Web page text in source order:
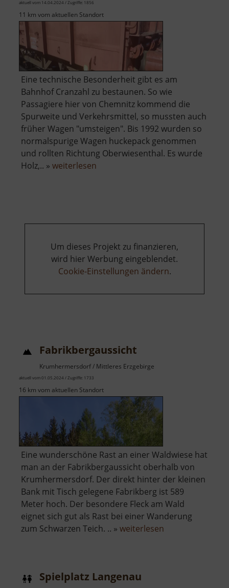
aktuell vom 14.04.2024 / Zugriffe: 1856
11 km vom aktuellen Standort
Eine technische Besonderheit gibt es am
Bahnhof Cranzahl zu bestaunen. So wie
Passagiere hier von Chemnitz kommend die
Spurweite und Verkehrsmittel, so mussten auch
früher Wagen "umsteigen". Bis 1992 wurden so
normalspurige Wagen huckepack genommen
und rollten Richtung Oberwiesenthal. Es wurde
Holz,.. » weiterlesen
Um dieses Projekt zu finanzieren,
wird hier Werbung eingeblendet.
Cookie-Einstellungen ändern.
Fabrikbergaussicht
Krumhermersdorf / Mittleres Erzgebirge
aktuell vom 01.05.2024 / Zugriffe: 1733
16 km vom aktuellen Standort
Eine wunderschöne Rast an einer Waldwiese hat
man an der Fabrikbergaussicht oberhalb von
Krumhermersdorf. Der direkt hinter der kleinen
Bank mit Tisch gelegene Fabrikberg ist 589
Meter hoch. Der besondere Fleck am Wald
eignet sich gut als Rast bei einer Wanderung
zum Schwarzen Teich. .. » weiterlesen
Spielplatz Langenau